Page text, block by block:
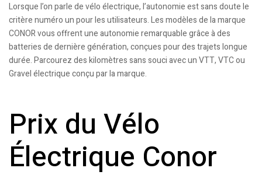
Lorsque l’on parle de vélo électrique, l’autonomie est sans doute le
critère numéro un pour les utilisateurs. Les modèles de la marque
CONOR vous offrent une autonomie remarquable grâce à des
batteries de dernière génération, conçues pour des trajets longue
durée. Parcourez des kilomètres sans souci avec un VTT, VTC ou
Gravel électrique conçu par la marque.
Prix du Vélo
Électrique Conor